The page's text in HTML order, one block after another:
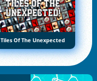
Tiles Of The Unexpected